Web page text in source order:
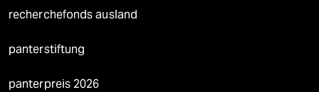
recherchefonds ausland
panterstiftung
panterpreis 2026